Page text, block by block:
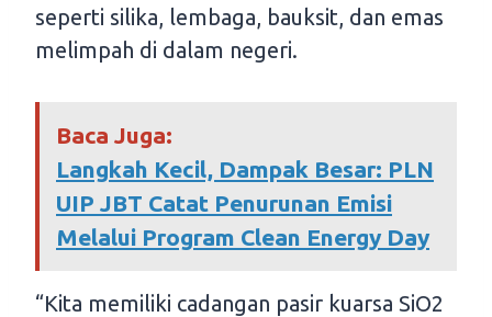
seperti silika, lembaga, bauksit, dan emas
melimpah di dalam negeri.
Baca Juga:
Langkah Kecil, Dampak Besar: PLN
UIP JBT Catat Penurunan Emisi
Melalui Program Clean Energy Day
“Kita memiliki cadangan pasir kuarsa SiO2